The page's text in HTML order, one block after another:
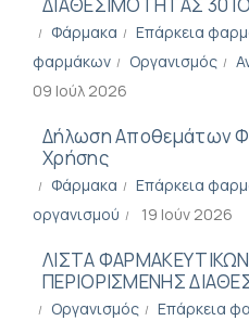
Φάρμακα Επάρκεια
φαρμάκων
Οργανισμός
09 Ιούλ 2026
Δήλωση Αποθεμάτων
Χρήσης
Φάρμακα Επάρκεια
οργανισμού
19 Ιούν 2026
ΛΙΣΤΑ
ΠΕΡΙΟΡΙΣΜΕΝΗΣ
Οργανισμός Επάρκεια